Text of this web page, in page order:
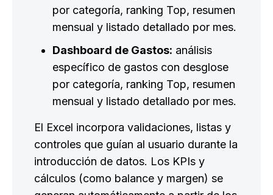
por categoría, ranking Top, resumen
mensual y listado detallado por mes.
Dashboard de Gastos: análisis
específico de gastos con desglose
por categoría, ranking Top, resumen
mensual y listado detallado por mes.
El Excel incorpora validaciones, listas y
controles que guían al usuario durante la
introducción de datos. Los KPIs y
cálculos (como balance y margen) se